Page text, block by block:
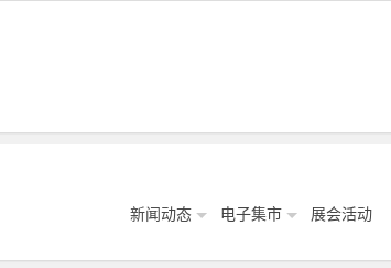
新闻动态 电子集市 展会活动